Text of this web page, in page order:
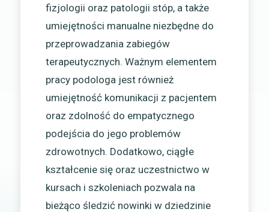
fizjologii oraz patologii stóp, a także
umiejętności manualne niezbędne do
przeprowadzania zabiegów
terapeutycznych. Ważnym elementem
pracy podologa jest również
umiejętność komunikacji z pacjentem
oraz zdolność do empatycznego
podejścia do jego problemów
zdrowotnych. Dodatkowo, ciągłe
kształcenie się oraz uczestnictwo w
kursach i szkoleniach pozwala na
bieżąco śledzić nowinki w dziedzinie